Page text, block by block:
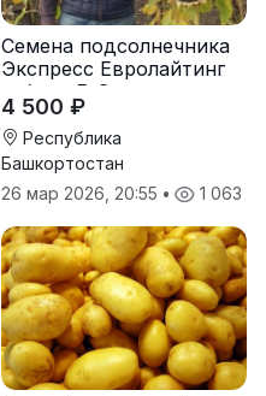
Семена подсолнечника
Экспресс Евролайтинг
гибрид F-G+
4 500 ₽
Республика
Башкортостан
26 мар 2026, 20:55 • 1 063